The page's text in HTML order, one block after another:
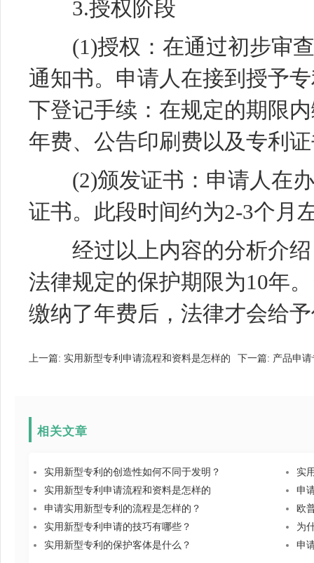
3.授权阶段
(1)授权：在通过初步审查
通知书。申请人在接到授予
下登记手续：在规定的期限
年费、公告印刷费以及专利
(2)颁发证书：申请人在办
证书。此段时间约为2-3个月
经过以上内容的分析介绍
法律规定的保护期限为10年
缴纳了年费后，法律才会给
上一篇: 实用新型专利申请流程和资料是怎样的 下一篇: 产品申
相关文章
实用新型专利的创造性如何不同于发明？
实
实用新型专利申请流程和资料是怎样的
申
申请实用新型专利的流程是怎样的？
欧
实用新型专利申请的技巧有哪些？
为
实用新型专利的保护客体是什么？
申